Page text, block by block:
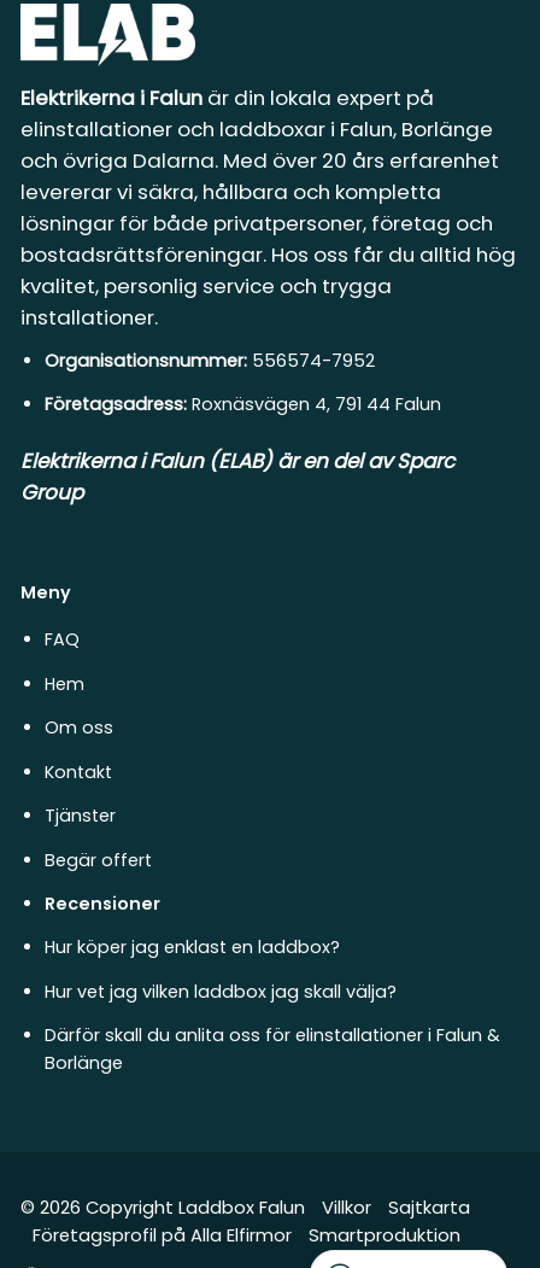
Elektrikerna i Falunär din lokala expert på
elinstallationer och laddboxar i Falun, Borlänge
och övriga Dalarna. Med över 20 års erfarenhet
levererar vi säkra, hållbara och kompletta
lösningar för både privatpersoner, företag och
bostadsrättsföreningar. Hos oss får du alltid hög
kvalitet, personlig service och trygga
installationer.
Organisationsnummer: 556574-7952
Företagsadress: Roxnäsvägen 4, 791 44 Falun
Elektrikerna i Falun (ELAB) är en del av Sparc
Group
Meny
FAQ
Hem
Om oss
Kontakt
Tjänster
Begär offert
Recensioner
Hur köper jag enklast en laddbox?
Hur vet jag vilken laddbox jag skall välja?
Därför skall du anlita oss för elinstallationer i Falun &
Borlänge
© 2026 Copyright Laddbox Falun Villkor
Sajtkarta
Företagsprofil på Alla Elfirmor
Smartproduktion